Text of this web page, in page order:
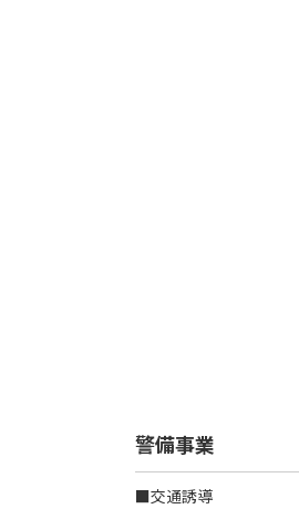
警備事業
■交通誘導